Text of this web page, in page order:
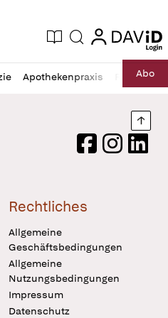
Zeitung
Aktuelle Ausgabe
Suche login
login
Apothekenpraxis RechtAbo
Logo
FacebookInstagram
Rechtliches
Allgemeine
Geschäftsbedingungen
Allgemeine
Nutzungsbedingungen
Impressum
Datenschutz